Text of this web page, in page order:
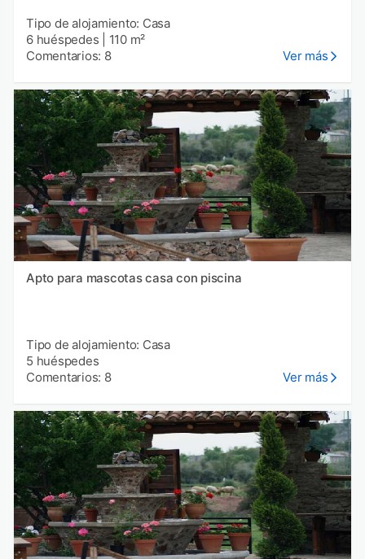
Tipo de alojamiento: Casa
6 huéspedes
110 m²
Comentarios: 8
Ver más
Apto para mascotas casa con piscina
Tipo de alojamiento: Casa
5 huéspedes
Comentarios: 8
Ver más